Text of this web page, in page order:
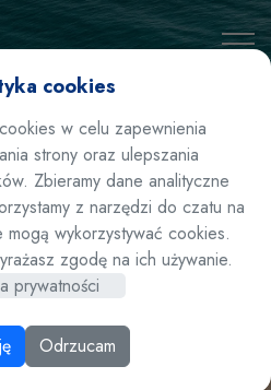
cookies
w celu zapewnienia
strony oraz ulepszania
Zbieramy dane analityczne
z narzędzi do czatu na
wykorzystywać cookies.
zgodę na ich używanie.
prywatności
Odrzucam
Beldibi
5* lato